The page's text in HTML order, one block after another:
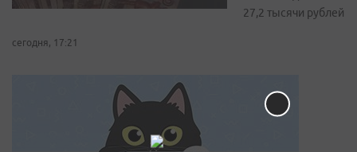
27,2 тысячи рублей
сегодня, 17:21